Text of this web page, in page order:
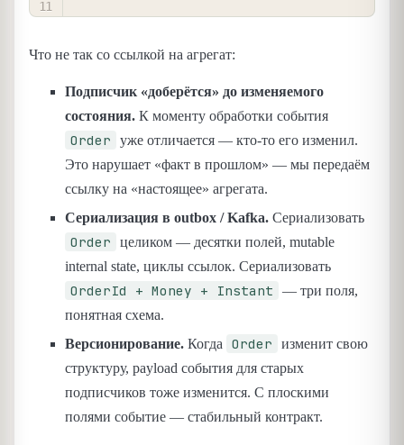
Что не так со ссылкой на агрегат:
Подписчик «доберётся» до изменяемого
состояния. К моменту обработки события
Order
уже отличается — кто-то его изменил.
Это нарушает «факт в прошлом» — мы передаём
ссылку на «настоящее» агрегата.
Сериализация в outbox / Kafka. Сериализовать
Order
целиком — десятки полей, mutable
internal state, циклы ссылок. Сериализовать
OrderId + Money + Instant
— три поля,
понятная схема.
Версионирование. Когда Order
изменит свою
структуру, payload события для старых
подписчиков тоже изменится. С плоскими
полями событие — стабильный контракт.